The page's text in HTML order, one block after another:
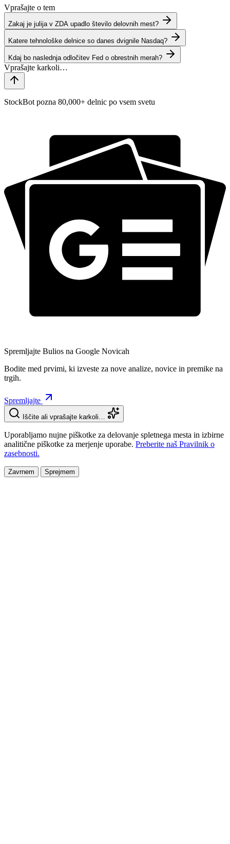
Vprašajte o tem
Zakaj je julija v ZDA upadlo število delovnih mest?
Katere tehnološke delnice so danes dvignile Nasdaq?
Kdaj bo naslednja odločitev Fed o obrestnih merah?
StockBot pozna 80,000+ delnic po vsem svetu
Spremljajte Bulios na Google Novicah
Bodite med prvimi, ki izveste za nove analize, novice in premike na
trgih.
Spremljajte
Iščite ali vprašajte karkoli…
Uporabljamo nujne piškotke za delovanje spletnega mesta in izbirne
analitične piškotke za merjenje uporabe. Preberite naš Pravilnik o
zasebnosti.
Zavrnem Sprejmem